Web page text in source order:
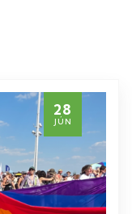
28
JÚN